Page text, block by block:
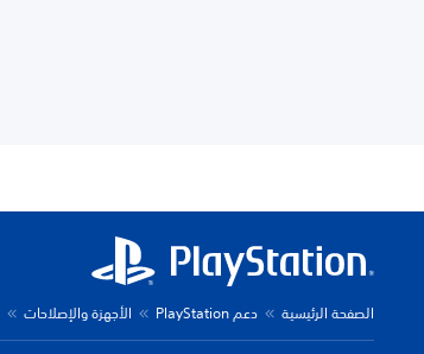
الصفحة الرئيسية دعم PlayStation الأجهزة والإصلاحات